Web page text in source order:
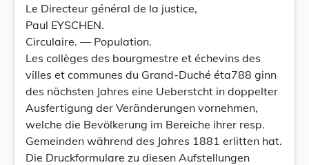
Le Directeur général de la justice,
Paul EYSCHEN.
Circulaire. — Population.
Les collèges des bourgmestre et échevins des
villes et communes du Grand-Duché éta788 ginn
des nächsten Jahres eine Ueberstcht in doppelter
Ausfertigung der Veränderungen vornehmen,
welche die Bevölkerung im Bereiche ihrer resp.
Gemeinden während des Jahres 1881 erlitten hat.
Die Druckformulare zu diesen Aufstellungen